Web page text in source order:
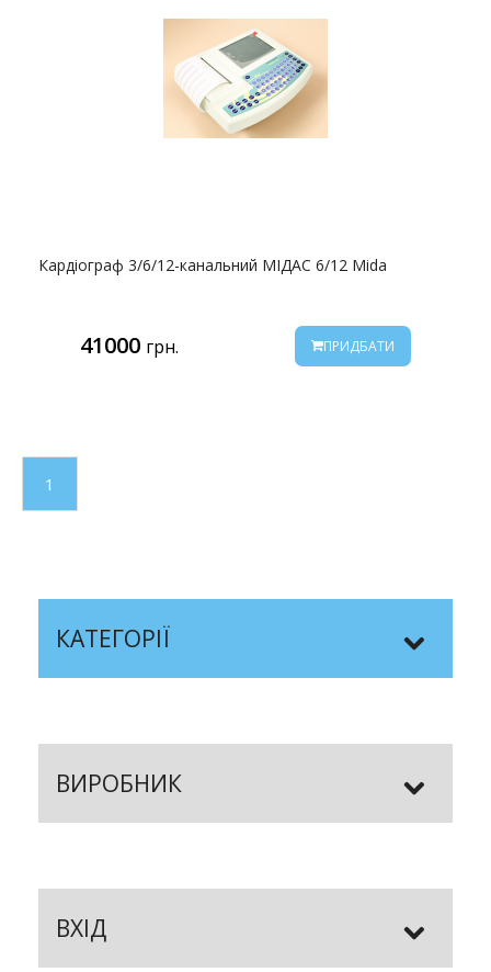
Кардіограф 3/6/12-канальний МІДАС 6/12 Мida
41000 грн. ПРИДБАТИ
1
КАТЕГОРІЇ
ВИРОБНИК
ВХІД